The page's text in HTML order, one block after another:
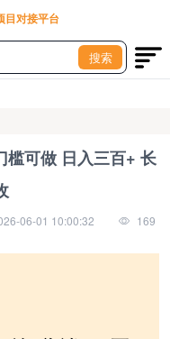
目对接平台
搜索
槛可做 日入三百+ 长
06-01 10:00:32 169